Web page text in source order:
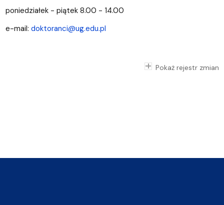
poniedziałek - piątek 8.00 - 14.00
e-mail: doktoranci@ug.edu.pl
Pokaż rejestr zmian